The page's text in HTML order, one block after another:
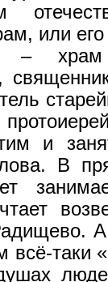
или
–
и
В
всё-таки